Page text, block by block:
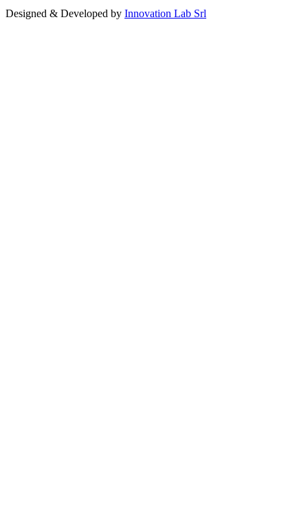
Designed & Developed by Innovation Lab Srl